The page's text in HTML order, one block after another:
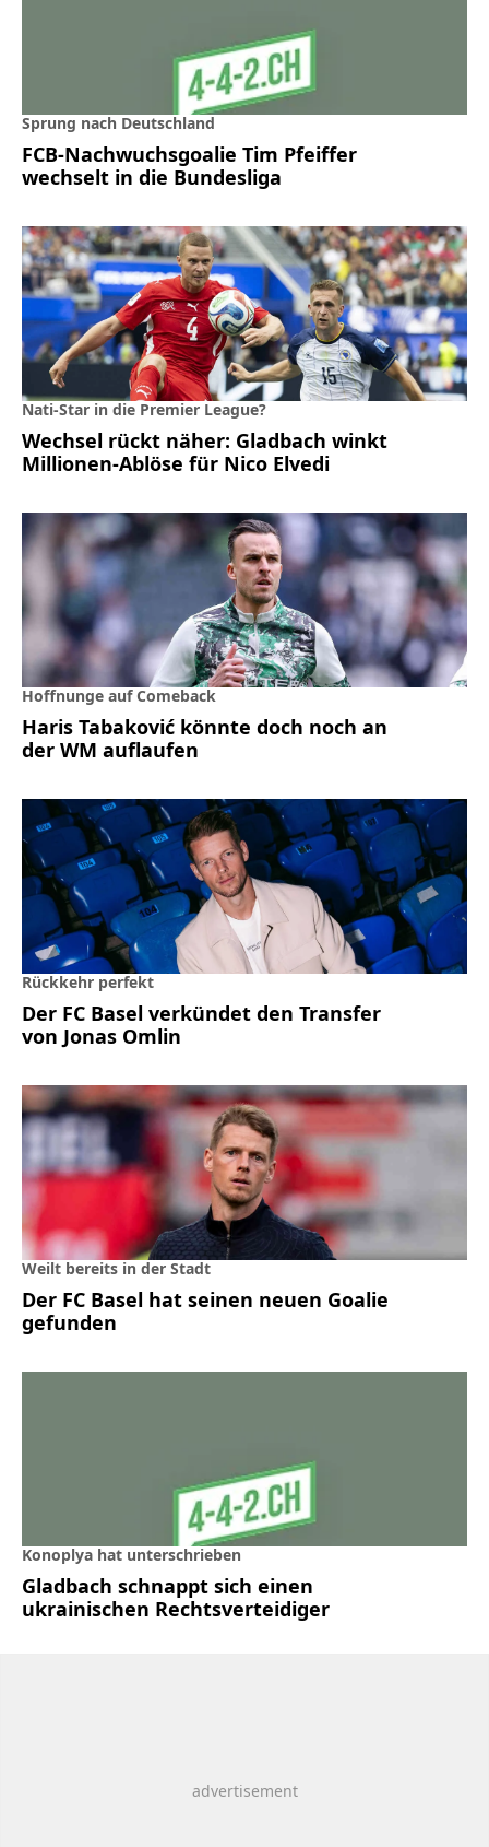
Sprung nach Deutschland
FCB-Nachwuchsgoalie Tim Pfeiffer
wechselt in die Bundesliga
Nati-Star in die Premier League?
Wechsel rückt näher: Gladbach winkt
Millionen-Ablöse für Nico Elvedi
Hoffnunge auf Comeback
Haris Tabaković könnte doch noch an
der WM auflaufen
Rückkehr perfekt
Der FC Basel verkündet den Transfer
von Jonas Omlin
Weilt bereits in der Stadt
Der FC Basel hat seinen neuen Goalie
gefunden
Konoplya hat unterschrieben
Gladbach schnappt sich einen
ukrainischen Rechtsverteidiger